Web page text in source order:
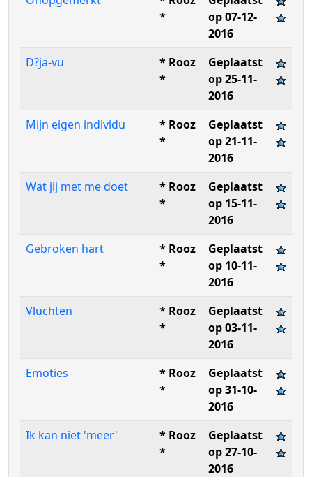
*
op 07-12-
2016
D?ja-vu
* Rooz
*
Geplaatst
op 25-11-
2016
Mijn eigen individu
* Rooz
*
Geplaatst
op 21-11-
2016
Wat jij met me doet
* Rooz
*
Geplaatst
op 15-11-
2016
Gebroken hart
* Rooz
*
Geplaatst
op 10-11-
2016
Vluchten
* Rooz
*
Geplaatst
op 03-11-
2016
Emoties
* Rooz
*
Geplaatst
op 31-10-
2016
Ik kan niet 'meer'
* Rooz
*
Geplaatst
op 27-10-
2016